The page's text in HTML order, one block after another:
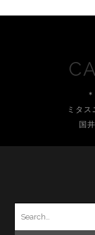
ミタ
国